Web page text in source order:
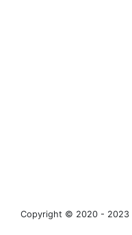
Copyright © 2020 - 2023